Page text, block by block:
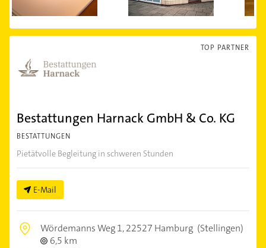
TOP PARTNER
Bestattungen Harnack GmbH & Co. KG
BESTATTUNGEN
Pietätvolle Begleitung in schweren Stunden
E-Mail
Wördemanns Weg 1,22527 Hamburg (Stellingen)
6,5 km